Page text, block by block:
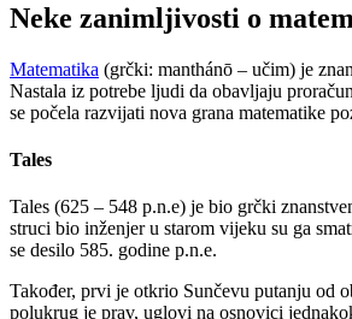
Neke zanimljivosti o
Matematika (grčki: manthánō – učim) je
Nastala iz potrebe ljudi da obavljaju
se počela razvijati nova grana matematike
Tales
Tales (625 – 548 p.n.e) je bio grčki
struci bio inženjer u starom vijeku su ga
se desilo 585. godine p.n.e.
Također, prvi je otkrio Sunčevu putanju od
polukrug je prav, uglovi na osnovici